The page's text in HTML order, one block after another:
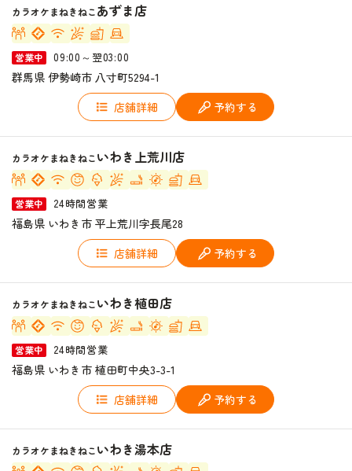
カラオケまねきねこあずま店
営業中 09:00～翌03:00
群馬県 伊勢崎市 八寸町5294-1
店舗詳細
予約する
カラオケまねきねこいわき上荒川店
営業中 24時間営業
福島県 いわき市 平上荒川字長尾28
店舗詳細
予約する
カラオケまねきねこいわき植田店
営業中 24時間営業
福島県 いわき市 植田町中央3-3-1
店舗詳細
予約する
カラオケまねきねこいわき湯本店